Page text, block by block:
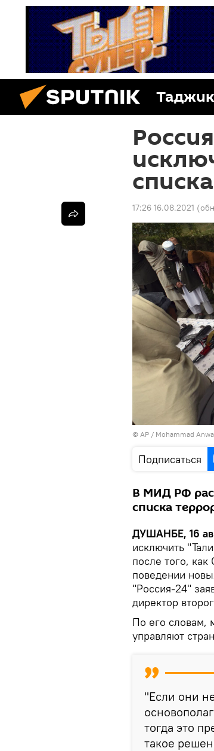
17:26 16.08.2021
© AP / Mohammad
Подписаться
В МИД РФ
списка
ДУШАНБЕ, 16
исключить
после того,
поведении
"Россия-24"
директор
По его словам,
управляют
"Если они
тогда это
такое